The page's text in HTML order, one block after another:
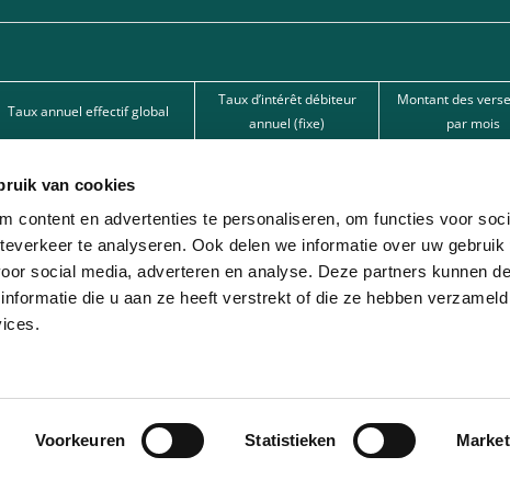
van cookies
content en advertenties te personaliseren, om functies voor
te analyseren. Ook delen we informatie over uw gebruik
social media, adverteren en analyse. Deze partners kunnen
die u aan ze heeft verstrekt of die ze hebben
Voorkeuren Statistieken
Taux annuel effectif global
Taux d’intérêt débiteur
annuel (fixe)
Montant des
par mois
15,50%
par l’une de nos banques partenaires. Intermédiaire de crédit (agent à
avec différentes sociétés de leasing partenaires. Cette option est réservée